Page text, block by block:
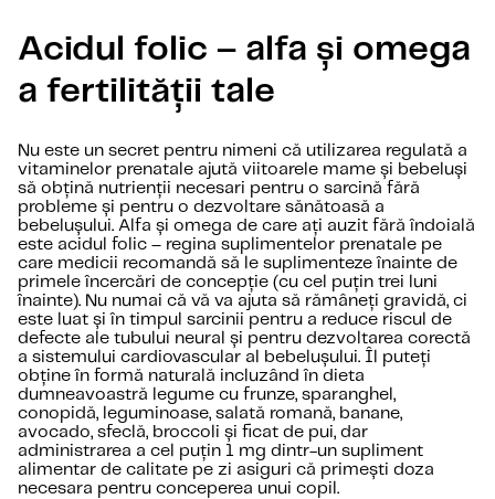
Acidul folic – alfa și omega
a fertilității tale
Nu este un secret pentru nimeni că utilizarea regulată a
vitaminelor prenatale ajută viitoarele mame și bebeluși
să obțină nutrienții necesari pentru o sarcină fără
probleme și pentru o dezvoltare sănătoasă a
bebelușului. Alfa și omega de care ați auzit fără îndoială
este acidul folic – regina suplimentelor prenatale pe
care medicii recomandă să le suplimenteze înainte de
primele încercări de concepție (cu cel puțin trei luni
înainte). Nu numai că vă va ajuta să rămâneți gravidă, ci
este luat și în timpul sarcinii pentru a reduce riscul de
defecte ale tubului neural și pentru dezvoltarea corectă
a sistemului cardiovascular al bebelușului. Îl puteți
obține în formă naturală incluzând în dieta
dumneavoastră legume cu frunze, sparanghel,
conopidă, leguminoase, salată romană, banane,
avocado, sfeclă, broccoli și ficat de pui, dar
administrarea a cel puțin 1 mg dintr-un supliment
alimentar de calitate pe zi asiguri că primești doza
necesara pentru conceperea unui copil.